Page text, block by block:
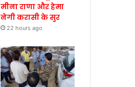
मीना राणा और हेमा
नेगी करासी के सुर
22 hours ago